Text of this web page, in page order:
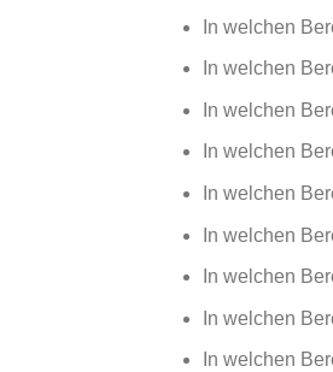
In welchen
In welchen
In welchen
In welchen
In welchen
In welchen
In welchen
In welchen
In welchen